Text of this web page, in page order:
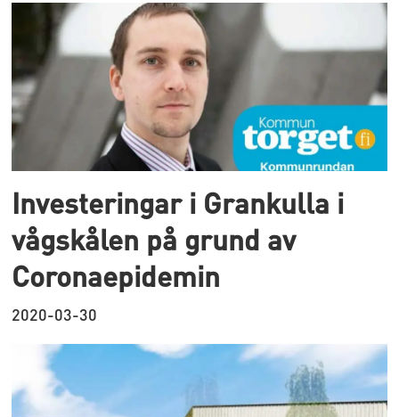
Investeringar i Grankulla i
vågskålen på grund av
Coronaepidemin
2020-03-30